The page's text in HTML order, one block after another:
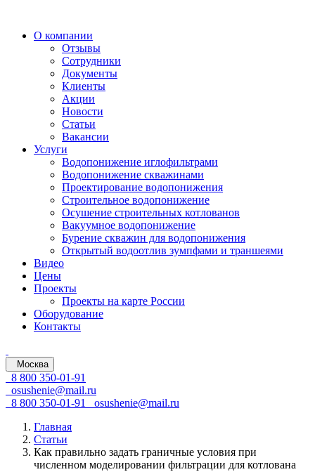
О компании
Отзывы
Сотрудники
Документы
Клиенты
Акции
Новости
Статьи
Вакансии
Услуги
Водопонижение иглофильтрами
Водопонижение скважинами
Проектирование водопонижения
Строительное водопонижение
Осушение строительных котлованов
Вакуумное водопонижение
Бурение скважин для водопонижения
Открытый водоотлив зумпфами и траншеями
Видео
Цены
Проекты
Проекты на карте России
Оборудование
Контакты
Москва
8 800 350-01-91
osushenie@mail.ru
8 800 350-01-91
osushenie@mail.ru
Главная
Статьи
Как правильно задать граничные условия при
численном моделировании фильтрации для котлована